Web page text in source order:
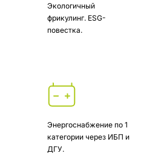
Экологичный
фрикулинг. ESG-
повестка.
Энергоснабжение по 1
категории через ИБП и
ДГУ.